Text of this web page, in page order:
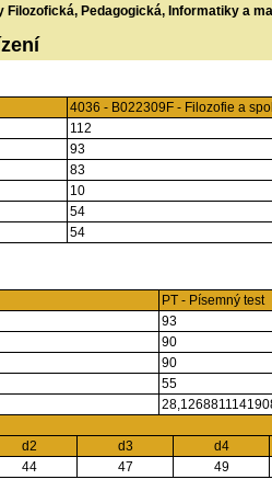
Pedagogická, Informatiky a
4036 - B022309F - Filozofie a
112
93
83
10
54
54
PT - Písemný test
93
90
90
55
d2 d3
d4
44 47 49